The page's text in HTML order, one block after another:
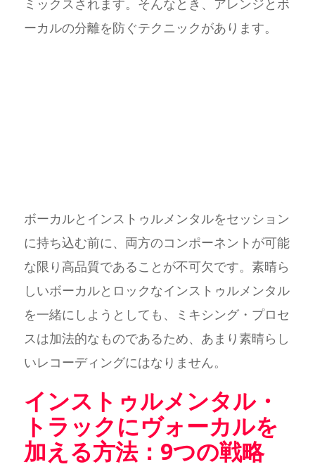
ミックスされます。そんなとき、アレンジとボ
ーカルの分離を防ぐテクニックがあります。
ボーカルとインストゥルメンタルをセッション
に持ち込む前に、両方のコンポーネントが可能
な限り高品質であることが不可欠です。素晴ら
しいボーカルとロックなインストゥルメンタル
を一緒にしようとしても、ミキシング・プロセ
スは加法的なものであるため、あまり素晴らし
いレコーディングにはなりません。
インストゥルメンタル・
トラックにヴォーカルを
加える方法：9つの戦略